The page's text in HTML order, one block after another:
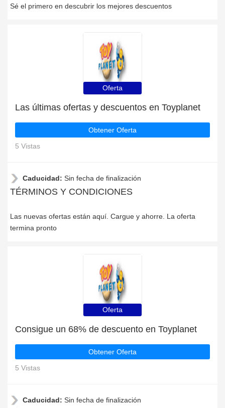
Sé el primero en descubrir los mejores descuentos
Oferta
Las últimas ofertas y descuentos en Toyplanet
Obtener Oferta
5 Vistas
Caducidad: Sin fecha de finalización
TÉRMINOS Y CONDICIONES
Las nuevas ofertas están aquí. Cargue y ahorre. La oferta
termina pronto
Oferta
Consigue un 68% de descuento en Toyplanet
Obtener Oferta
5 Vistas
Caducidad: Sin fecha de finalización